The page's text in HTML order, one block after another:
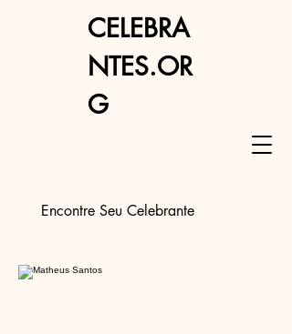
Encontre Seu Celebrante
CELEBRA
NTES.OR
G